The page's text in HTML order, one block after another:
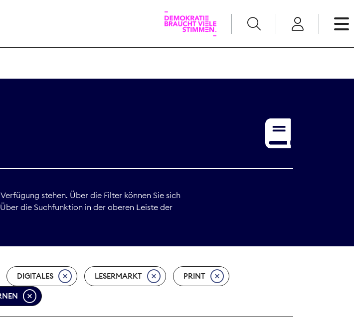
Print
stehen. Über die Filter können Sie sich
die Suchfunktion in der oberen Leiste der
DIGITALES LESERMARKT PRINT